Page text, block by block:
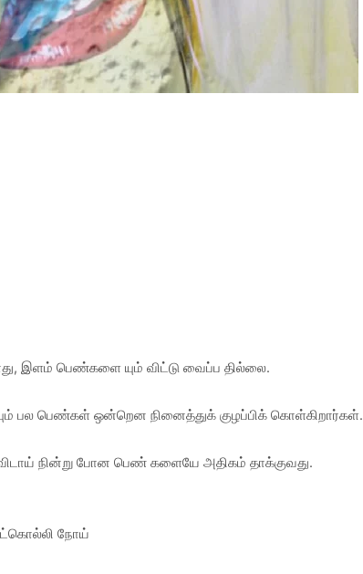
இளம் பெண்களை யும் விட்டு வைப்ப தில்லை.
பல பெண்கள் ஒன்றென நினைத்துக் குழப்பிக் கொள்கிறார்கள்.
நின்று போன பெண் களையே அதிகம் தாக்குவது.